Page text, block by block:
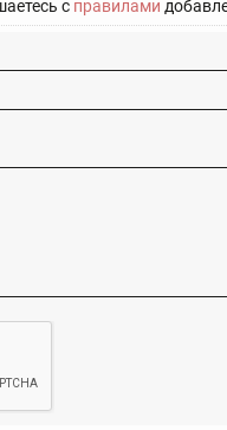
с правилами